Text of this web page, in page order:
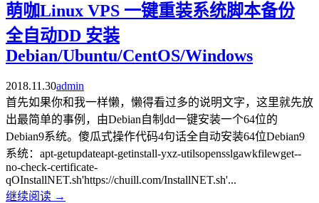
萌咖Linux VPS 一键重装系统脚本备份
全自动DD 安装
Debian/Ubuntu/CentOS/Windows
2018.11.30admin
首先如果你和我一样懒，懒得看过多的说明文字，这里就先放
出最简单的事例，由Debian自制dd一键安装一个64位的
Debian9系统。傻瓜式操作代码4句话全自动安装64位Debian9
系统：apt-getupdateapt-getinstall-yxz-utilsopensslgawkfilewget--
no-check-certificate-
qOInstallNET.sh'https://chuill.com/InstallNET.sh'...
继续阅读 →